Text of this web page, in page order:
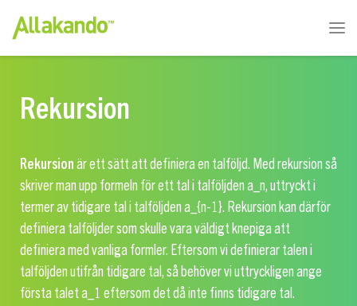
Rekursion
Rekursion är ett sätt att definiera en talföljd. Med rekursion så
skriver man upp formeln för ett tal i talföljden a_n, uttryckt i
termer av tidigare tal i talföljden a_{n-1}. Rekursion kan därför
definiera talföljder som skulle vara väldigt knepiga att
definiera med vanliga formler. Eftersom vi definierar talen i
talföljden utifrån tidigare tal, så behöver vi uttryckligen ange
första taleta_1 eftersom det då inte finns tidigare tal.